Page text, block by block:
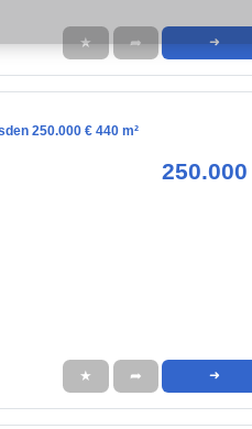
★ ➦ ➜
250.000 € 440 m²
★ ➦ ➜